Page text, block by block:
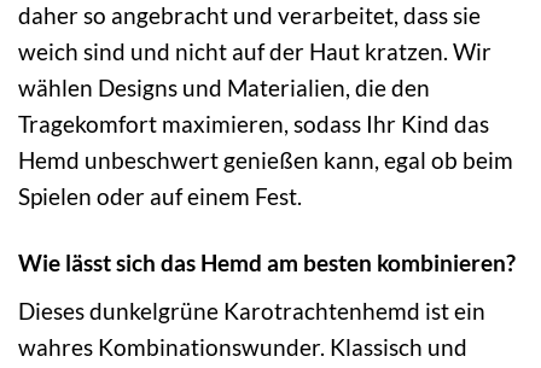
daher so angebracht und verarbeitet, dass sie
weich sind und nicht auf der Haut kratzen. Wir
wählen Designs und Materialien, die den
Tragekomfort maximieren, sodass Ihr Kind das
Hemd unbeschwert genießen kann, egal ob beim
Spielen oder auf einem Fest.
Wie lässt sich das Hemd am besten kombinieren?
Dieses dunkelgrüne Karotrachtenhemd ist ein
wahres Kombinationswunder. Klassisch und